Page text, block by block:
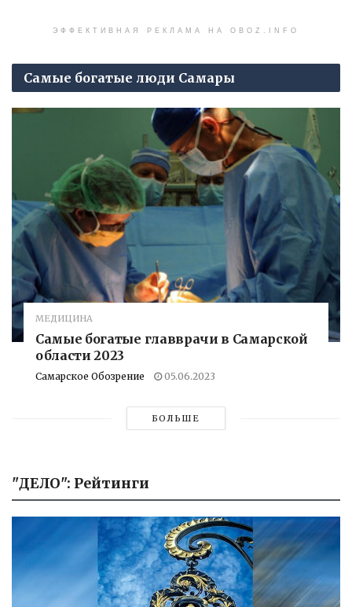
ЭФФЕКТИВНАЯ РЕКЛАМА НА OBOZ.INFO
Самые богатые люди Самары
МЕДИЦИНА
Самые богатые главврачи в Самарской
области 2023
Самарское Обозрение 05.06.2023
БОЛЬШЕ
"ДЕЛО": Рейтинги